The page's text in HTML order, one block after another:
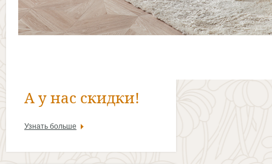
А у нас скидки!
Узнать больше